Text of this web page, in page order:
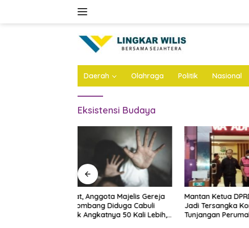
Daerah Olahraga Politik Nasional
Eksistensi Budaya
Mantan Ketua DPRD Ponorogo
Jadi Tersangka Korupsi
Tunjangan Perumahan Dewan
LKNU
Kesehatan
Layani